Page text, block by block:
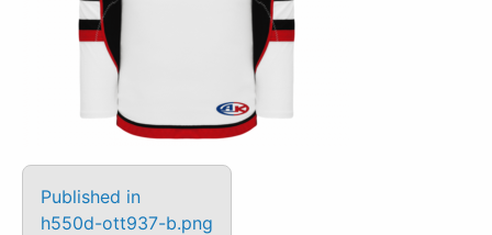
Published in
h550d-ott937-b.png